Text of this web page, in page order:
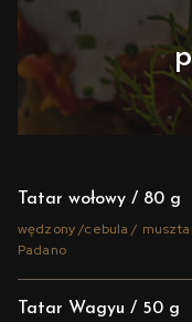
Tatar wołowy / 80 g
wędzony /cebula /
Padano
Tatar Wagyu / 50 g